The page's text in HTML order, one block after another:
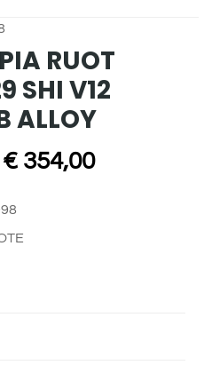
RUOT
SHI V12
ALLOY
€ 354,00